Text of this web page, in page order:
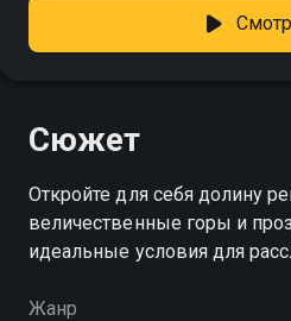
Сюжет
Откройте для себя долину
величественные горы и
идеальные условия для
Жанр